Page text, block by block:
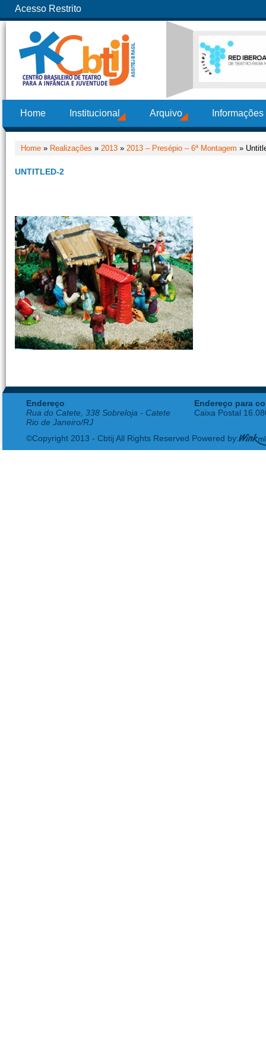
Acesso Restrito
Home Institucional Arquivo
Home » Realizações » 2013 » 2013 – Presépio – 6ª Montagem »
UNTITLED-2
Endereço
Rua do Catete, 338 Sobreloja - Catete
Rio de Janeiro/RJ
Endereço para
Caixa Postal
©Copyright 2013 - Cbtij All Rights Reserved Powered by: